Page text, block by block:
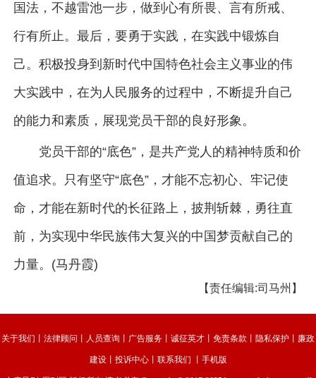
国法，不越雷池一步，做到心有所畏、言有所戒、
行有所止。最后，要勇于实践，在实践中锻炼自
己。积极投身到新时代中国特色社会主义事业的伟
大实践中，在为人民服务的过程中，不断提升自己
的能力和素质，展现党员干部的良好形象。
党员干部的“底色”，是共产党人的精神特质和价
值追求。只有坚守“底色”，才能不忘初心、牢记使
命，才能在新时代的长征路上，披荆斩棘，勇往直
前，为实现中华民族伟大复兴的中国梦贡献自己的
力量。(马丹霞)
【责任编辑:司马州】
关于我们 法律顾问 人员查询 广告服务 诚征英才 免责条款 隐私保护 廉政
建设丨 投诉中心丨 联系我们 手机版